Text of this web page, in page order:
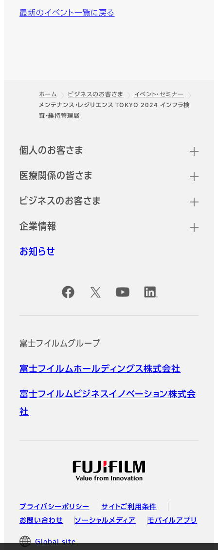
最新のイベント一覧に戻る
フッター
ホーム ビジネスのお客さま
イベント・セミナー
メンテナンス・レジリエンス TOKYO 2024 インフラ検
査・維持管理展
クイックリンク
個人のお客さま
医療関係の皆さま
ビジネスのお客さま
企業情報
お知らせ
公式SNSアカウント
富士フイルムグループ
富士フイルムホールディングス株式会社
富士フイルムビジネスイノベーション株式会
社
プライバシーポリシー
サイトご利用条件
お問い合わせ
ソーシャルメディア モバイルアプリ
Global site